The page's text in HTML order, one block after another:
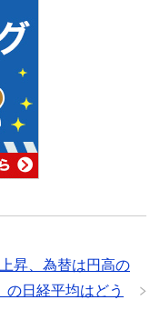
昇、為替は円高の
日経平均はどう